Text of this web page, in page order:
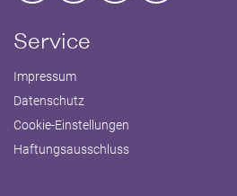
Service
Impressum
Datenschutz
Cookie-Einstellungen
Haftungsausschluss